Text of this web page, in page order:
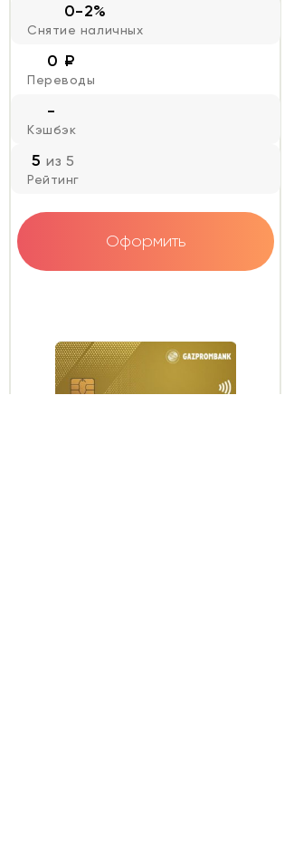
0-2%
Снятие наличных
0 ₽
Переводы
-
Кэшбэк
5из 5
Рейтинг
Оформить